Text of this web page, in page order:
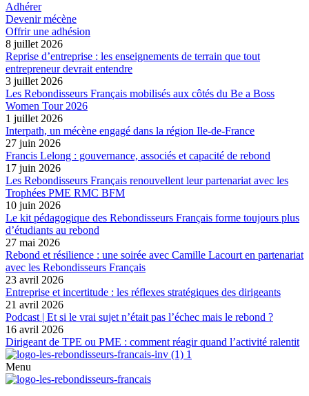
Adhérer
Devenir mécène
Offrir une adhésion
8 juillet 2026
Reprise d’entreprise : les enseignements de terrain que tout
entrepreneur devrait entendre
3 juillet 2026
Les Rebondisseurs Français mobilisés aux côtés du Be a Boss
Women Tour 2026
1 juillet 2026
Interpath, un mécène engagé dans la région Ile-de-France
27 juin 2026
Francis Lelong : gouvernance, associés et capacité de rebond
17 juin 2026
Les Rebondisseurs Français renouvellent leur partenariat avec les
Trophées PME RMC BFM
10 juin 2026
Le kit pédagogique des Rebondisseurs Français forme toujours plus
d’étudiants au rebond
27 mai 2026
Rebond et résilience : une soirée avec Camille Lacourt en partenariat
avec les Rebondisseurs Français
23 avril 2026
Entreprise et incertitude : les réflexes stratégiques des dirigeants
21 avril 2026
Podcast | Et si le vrai sujet n’était pas l’échec mais le rebond ?
16 avril 2026
Dirigeant de TPE ou PME : comment réagir quand l’activité ralentit
Menu